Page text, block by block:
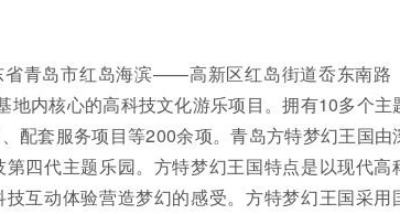
省青岛市红岛海滨——高新区红岛街道岙东南路
地内核心的高科技文化游乐项目。拥有10多个主
配套服务项目等200余项。青岛方特梦幻王国由
四代主题乐园。方特梦幻王国特点是以现代高
互动体验营造梦幻的感受。方特梦幻王国采用